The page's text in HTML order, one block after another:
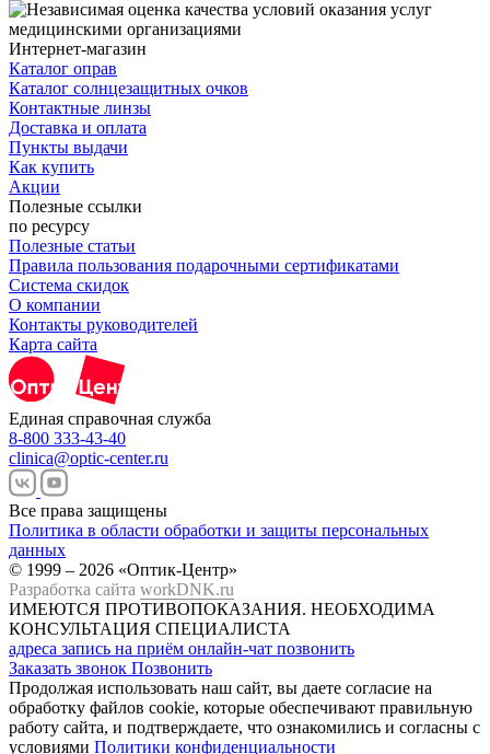
Интернет-магазин
Каталог оправ
Каталог солнцезащитных очков
Контактные линзы
Доставка и оплата
Пункты выдачи
Как купить
Акции
Полезные ссылки
по ресурсу
Полезные статьи
Правила пользования подарочными сертификатами
Система скидок
О компании
Контакты руководителей
Карта сайта
Единая справочная служба
8-800 333-43-40
clinica@optic-center.ru
Все права защищены
Политика в области обработки и защиты персональных
данных
© 1999 – 2026 «Оптик-Центр»
Разработка сайта workDNK.ru
ИМЕЮТСЯ ПРОТИВОПОКАЗАНИЯ. НЕОБХОДИМА
КОНСУЛЬТАЦИЯ СПЕЦИАЛИСТА
адреса запись на приём онлайн-чат позвонить
Заказать звонок Позвонить
Продолжая использовать наш сайт, вы даете согласие на
обработку файлов cookie, которые обеспечивают правильную
работу сайта, и подтверждаете, что ознакомились и согласны с
условиями Политики конфиденциальности